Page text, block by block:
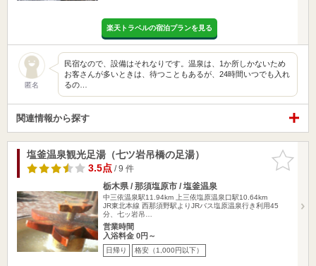
楽天トラベルの宿泊プランを見る
匿名
民宿なので、設備はそれなりです。温泉は、1か所しかないため
お客さんが多いときは、待つこともあるが、24時間いつでも入れ
るの…
関連情報から探す
お気に入
りに追加
塩釜温泉観光足湯（七ツ岩吊橋の足湯）
3.5点/ 9 件
栃木県 / 那須塩原市 / 塩釜温泉
中三依温泉駅11.94km
上三依塩原温泉口駅10.64km
JR東北本線 西那須野駅よりJRバス塩原温泉行き利用45
分、七ッ岩吊…
営業時間
入浴料金 0円～
日帰り 格安（1,000円以下）